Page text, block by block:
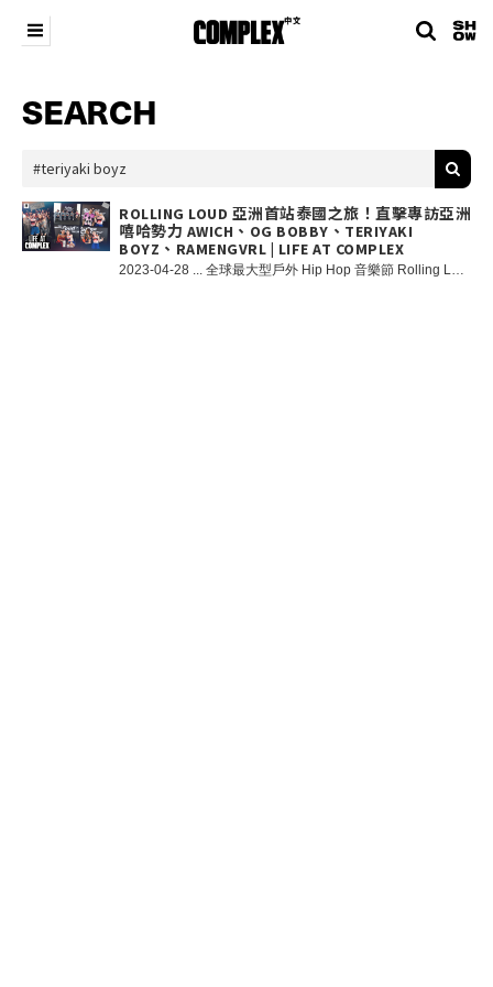
SEARCH
ROLLING LOUD 亞洲首站泰國之旅！直擊專訪亞洲
嘻哈勢力 AWICH、OG BOBBY、TERIYAKI
BOYZ、RAMENGVRL | LIFE AT COMPLEX
2023-04-28 ... 全球最大型戶外 Hip Hop 音樂節 Rolling Loud 今月首次移師北美以外的地區舉行，泰國作為亞洲區首站讓全亞洲的 Hip Hop 迷都雀躍萬分，是次音樂帶來了甚少在北美以外地區演出的全球一線 Hip Hop 巨星例如 Travis Scott、Chris Brown、Cardi B、AWICH、Lil Pump、Central Cee、Lil Uzi Vert、Rae Sremmurd 等等，還有南韓超人氣 Rapper：Jay Park、泰國主場 Rapper：OG BOBBY、日本跨世代 OG； TERIYAKI BOYZ 以及 Bad Hop、印尼饒舌新星 Ramengvrl、中國說唱代表 Digi Ghetto 和 YOUNG13DBABY 等亞洲 Hip Hop 新勢力。最新一集原創節目《LIFE AT COMPLEX》我們的主持人 Nicole 和 Alexia 亦遠赴泰國帶大家感受現場熾熱的氣氛以及與 AWICH、OG BOBBY、TERIYAKI BOYZ、Ramengvrl 作專訪，由他們親自分享出席 Rolling Loud 泰國站的興奮心情！